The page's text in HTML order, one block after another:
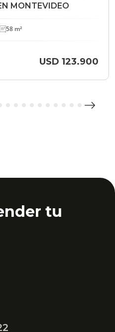
MONTEVIDEO
58 m²
USD 123.900
tu